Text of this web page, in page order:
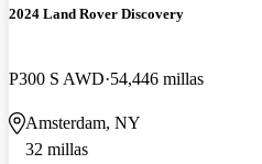
2024 Land Rover Discovery
P300 S AWD 54,446 millas
Amsterdam, NY
32 millas